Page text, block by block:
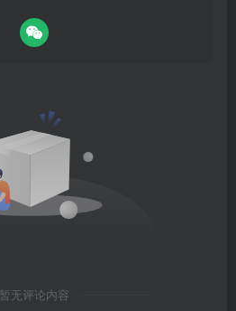
暂无评论内容